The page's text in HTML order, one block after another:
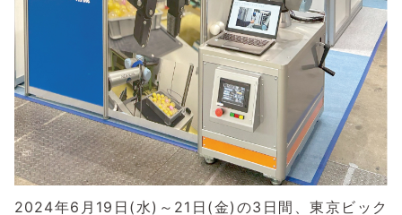
2024年6月19日(水)～21日(金)の3日間、東京ビック